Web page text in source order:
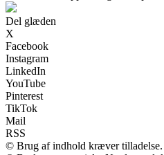
Del glæden
X
Facebook
Instagram
LinkedIn
YouTube
Pinterest
TikTok
Mail
RSS
© Brug af indhold kræver tilladelse.